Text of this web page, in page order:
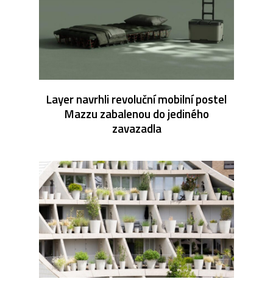
Layer navrhli revoluční mobilní postel
Mazzu zabalenou do jediného
zavazadla